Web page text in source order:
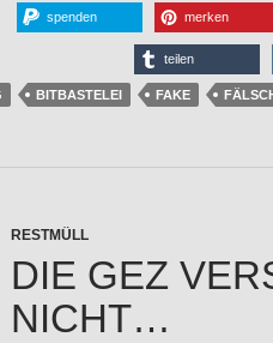
spenden merken
teilen
BITBASTELEI FAKE
RESTMÜLL
DIE GEZ
NICHT…